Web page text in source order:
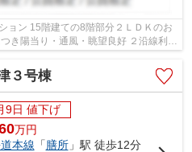
ョン 15階建ての8階部分２ＬＤＫのお
き陽当り・通風・眺望良好 ２沿線利用
房あり 共...
３号棟
9日 値下げ
万円
本線 「膳所」駅 徒歩12分